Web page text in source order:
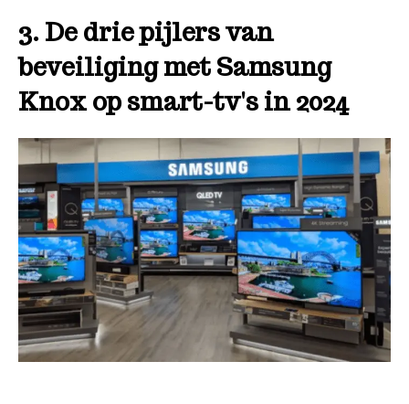
3. De drie pijlers van
beveiliging met Samsung
Knox op smart-tv's in 2024